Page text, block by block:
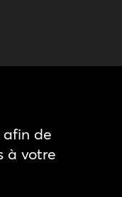
de
à votre